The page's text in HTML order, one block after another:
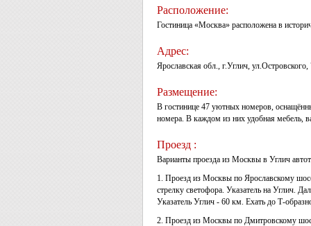
Расположение:
Гостиница «Москва» расположена в
Адрес:
Ярославская обл., г.Углич, ул.Островского,
Размещение:
В гостинице 47 уютных номеров,
номера. В каждом из них удобная мебель,
Проезд :
Варианты проезда из Москвы в Углич
1. Проезд из Москвы по Ярославскому
стрелку светофора. Указатель на Углич.
Указатель Углич - 60 км. Ехать до Т-
2. Проезд из Москвы по Дмитровскому